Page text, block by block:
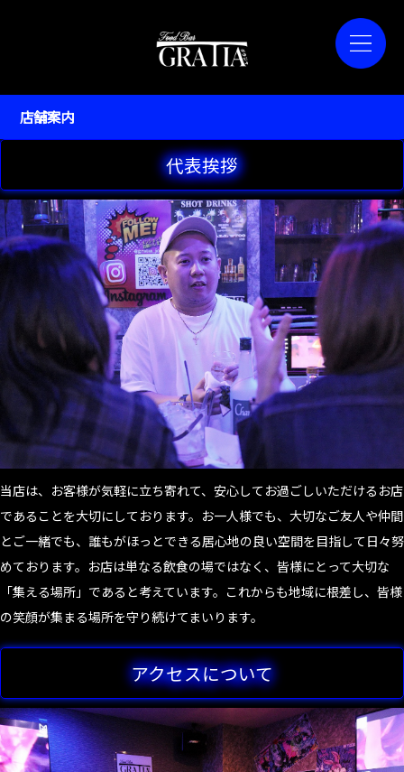
店舗案内
代表挨拶
当店は、お客様が気軽に立ち寄れて、安心してお過ごしいただけるお店
であることを大切にしております。お一人様でも、大切なご友人や仲間
とご一緒でも、誰もがほっとできる居心地の良い空間を目指して日々努
めております。お店は単なる飲食の場ではなく、皆様にとって大切な
「集える場所」であると考えています。これからも地域に根差し、皆様
の笑顔が集まる場所を守り続けてまいります。
アクセスについて